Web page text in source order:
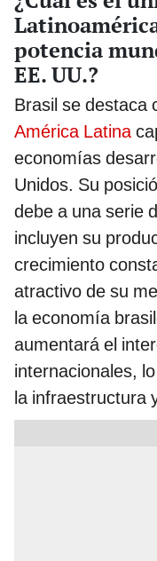
potencia
EE. UU.?
Brasil se destaca
América Latina
economías
Unidos. Su
debe a una serie
incluyen su
crecimiento
atractivo de su
la economía
aumentará el
internacionales,
la infraestructura